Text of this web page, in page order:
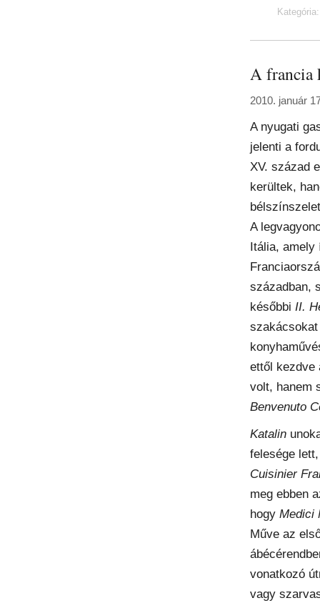
A francia
2010. január
A nyugati
jelenti a
XV. század
kerültek,
A
Itália, amely
században,
későbbi II.
ettől kezdve
volt, hanem
Benvenuto
Katalin
felesége
Cuisinier
meg ebben
hogy Medici
Műve az
vonatkozó
vagy